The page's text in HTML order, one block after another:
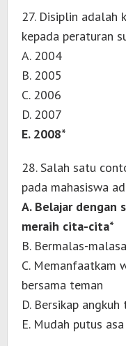
27. Disiplin adalah
kepada peraturan
A. 2004
B. 2005
C. 2006
D. 2007
E. 2008*
28. Salah satu
pada mahasiswa
A. Belajar dengan
meraih cita-cita*
B. Bermalas-
C. Memanfaatkam
bersama teman
D. Bersikap
E. Mudah putus